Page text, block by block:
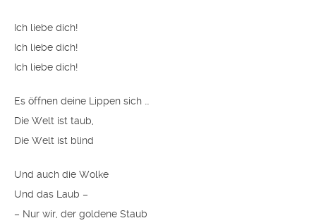
Ich liebe dich!
Ich liebe dich!
Ich liebe dich!
Es öffnen deine Lippen sich …
Die Welt ist taub,
Die Welt ist blind
Und auch die Wolke
Und das Laub –
– Nur wir, der goldene Staub